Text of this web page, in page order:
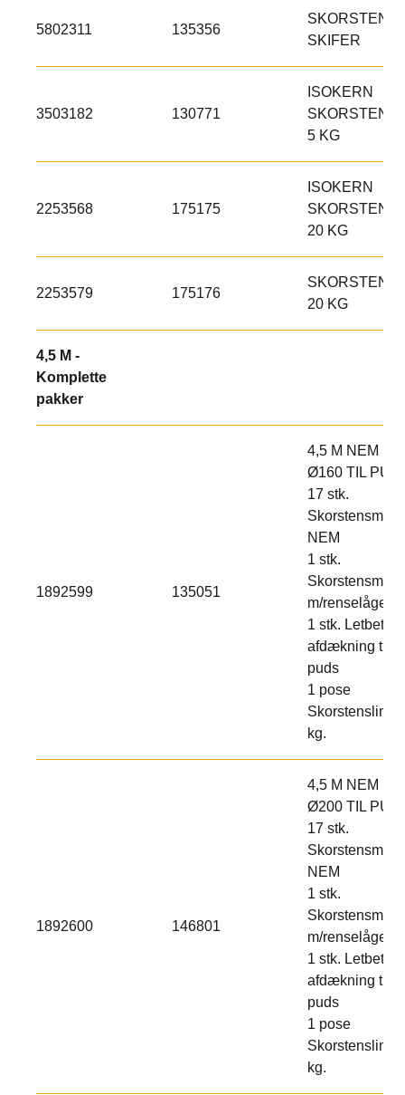
5802311 135356
SKIFER
3503182 130771
ISOKERN
5 KG
2253568 175175
ISOKERN
20 KG
2253579 175176
20 KG
4,5 M -
Komplette
pakker
1892599 135051
4,5 M NEM
Ø160 TIL
17 stk.
NEM
1 stk.
m/renselåge
1 stk. Letbeton
afdækning til
puds
1 pose
Skorstenslim
kg.
1892600 146801
4,5 M NEM
Ø200 TIL
17 stk.
NEM
1 stk.
m/renselåge
1 stk. Letbeton
afdækning til
puds
1 pose
Skorstenslim
kg.